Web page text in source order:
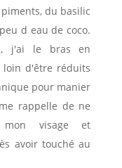
du basilic
d eau de coco.
j'ai le bras en
loin d'être réduits
pour manier
rappelle de ne
visage et
avoir touché au